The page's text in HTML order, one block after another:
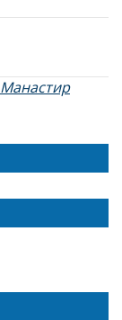
Манастир